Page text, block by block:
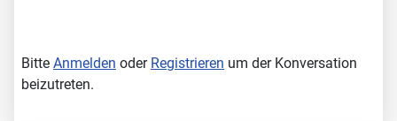
Bitte Anmelden oder Registrieren um der Konversation
beizutreten.